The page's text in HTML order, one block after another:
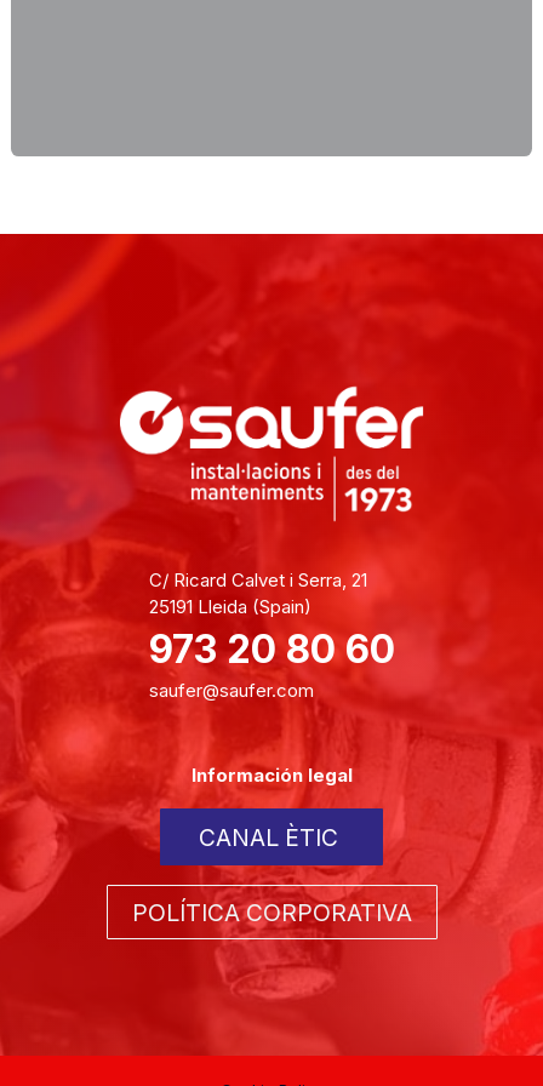
C/ Ricard Calvet i Serra, 21
25191 Lleida (Spain)
973 20 80 60
saufer@saufer.com
Información legal
CANAL ÈTIC
POLÍTICA CORPORATIVA